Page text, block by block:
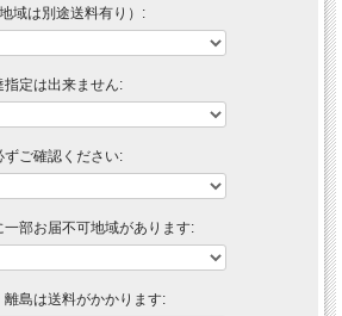
域は別途送料有り）:
指定は出来ません:
ずご確認ください:
部お届不可地域があります:
島は送料がかかります: